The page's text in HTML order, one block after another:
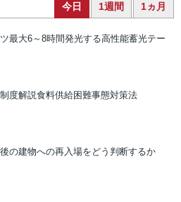
今日 1週間 1ヵ月
最大6～8時間発光する高性能蓄光テー
度解説食料供給困難事態対策法
の建物への再入場をどう判断するか